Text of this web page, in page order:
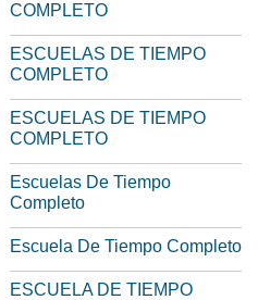
COMPLETO
ESCUELAS DE TIEMPO
COMPLETO
ESCUELAS DE TIEMPO
COMPLETO
Escuelas De Tiempo
Completo
Escuela De Tiempo Completo
ESCUELA DE TIEMPO